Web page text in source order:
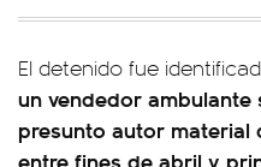
El detenido fue
un vendedor ambulante
presunto autor material
entre fines de abril y